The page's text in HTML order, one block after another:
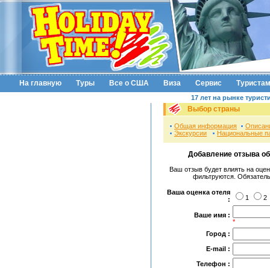
На главную Туры Все о США Виза Сервис Туристам
17 лет на рынке
Выбор страны
Общая информация
Экскурсии
Национальные
Добавление отзыва
Ваш отзыв будет влиять на
фильтруются.
Ваша оценка отеля
:
1 2
Ваше имя :
*
Город :
E-mail :
Телефон :